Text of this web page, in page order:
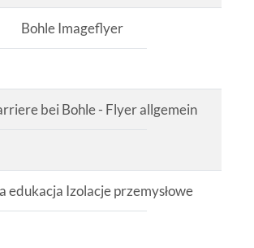
Bohle Imageflyer
bei Bohle - Flyer allgemein
edukacja Izolacje przemysłowe